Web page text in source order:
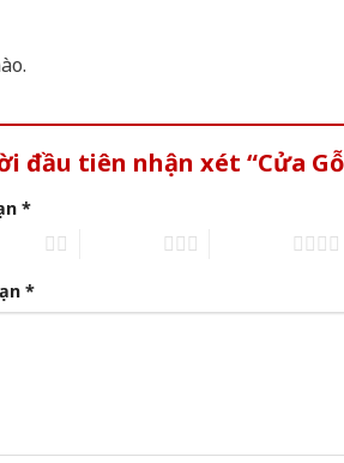
đầu tiên nhận xét “Cửa Gỗ
*
*